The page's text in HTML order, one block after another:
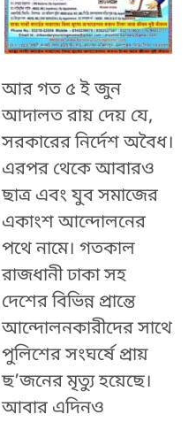
আর গত ৫ ই জুন
আদালত রায় দেয় যে,
সরকারের নির্দেশ অবৈধ।
এরপর থেকে আবারও
ছাত্র এবং যুব সমাজের
একাংশ আন্দোলনের
পথে নামে। গতকাল
রাজধানী ঢাকা সহ
দেশের বিভিন্ন প্রান্তে
আন্দোলনকারীদের সাথে
পুলিশের সংঘর্ষে প্রায়
ছ’জনের মৃত্যু হয়েছে।
আবার এদিনও